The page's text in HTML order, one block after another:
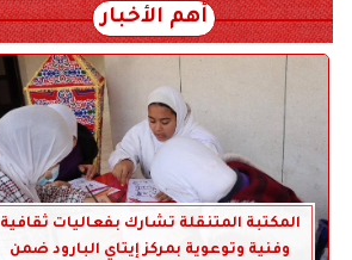
أهم الأخبار
المكتبة المتنقلة تشارك بفعاليات ثقافية
وفنية وتوعوية بمركز إيتاي البارود ضمن